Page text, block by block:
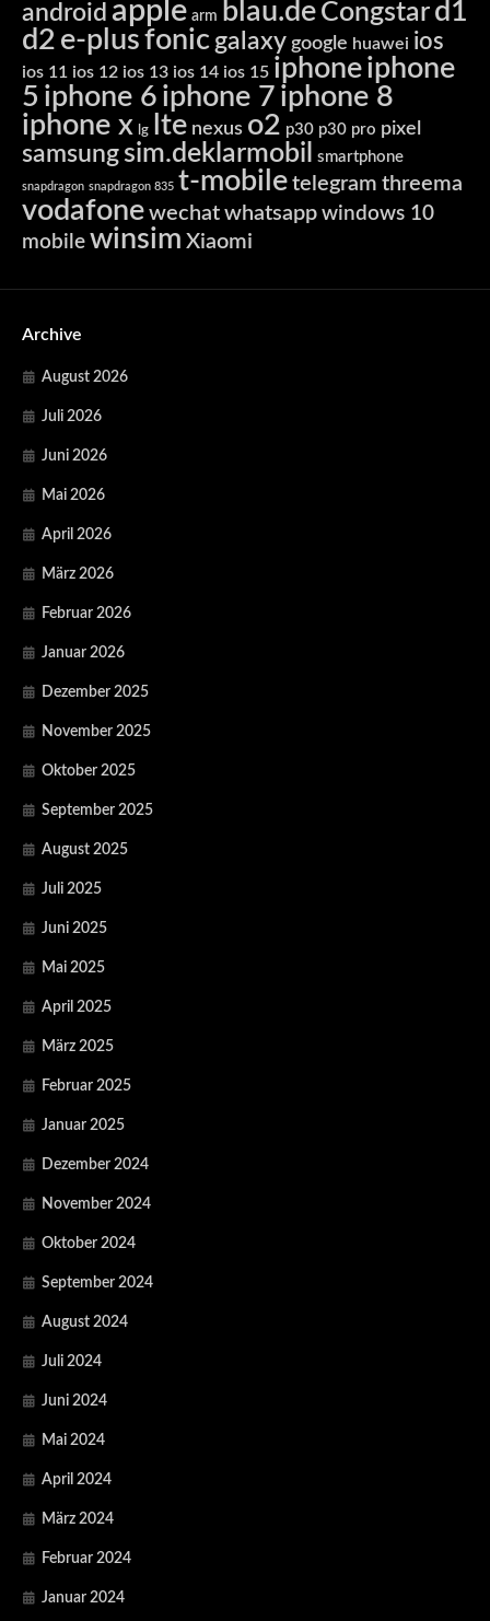
android apple arm blau.de Congstar d1
d2 e-plusfonic galaxy google huawei ios
ios 11 ios 12 ios 13 ios 14 ios 15 iphoneiphone
5 iphone 6 iphone 7 iphone 8
iphone x lg lte nexus o2 p30 p30 pro pixel
samsung sim.deklarmobil smartphone
snapdragon snapdragon 835 t-mobile telegram threema
vodafone wechat whatsapp windows 10
mobile winsim Xiaomi
Archive
August 2026
Juli 2026
Juni 2026
Mai 2026
April 2026
März 2026
Februar 2026
Januar 2026
Dezember 2025
November 2025
Oktober 2025
September 2025
August 2025
Juli 2025
Juni 2025
Mai 2025
April 2025
März 2025
Februar 2025
Januar 2025
Dezember 2024
November 2024
Oktober 2024
September 2024
August 2024
Juli 2024
Juni 2024
Mai 2024
April 2024
März 2024
Februar 2024
Januar 2024